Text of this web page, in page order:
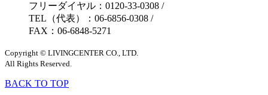
フリーダイヤル：0120-33-0308 /
TEL（代表）：06-6856-0308 /
FAX：06-6848-5271
Copyright © LIVINGCENTER CO., LTD.
All Rights Reserved.
BACK TO TOP